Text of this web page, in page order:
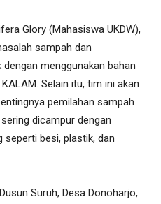
Glory (Mahasiswa UKDW),
sampah dan
menggunakan bahan
Selain itu, tim ini akan
pemilahan sampah
dicampur dengan
seperti besi, plastik, dan
Suruh, Desa Donoharjo,